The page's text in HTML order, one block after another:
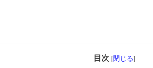
目次 [閉じる]